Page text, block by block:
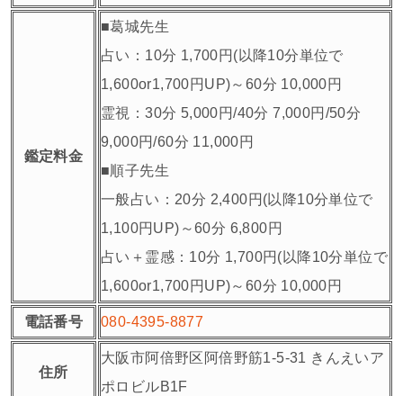
鑑定料金
■葛城先生
占い：10分 1,700円(以降10分単位で
1,600or1,700円UP)～60分 10,000円
霊視：30分 5,000円/40分 7,000円/50分
9,000円/60分 11,000円
■順子先生
一般占い：20分 2,400円(以降10分単位で
1,100円UP)～60分 6,800円
占い＋霊感：10分 1,700円(以降10分単位で
1,600or1,700円UP)～60分 10,000円
電話番号 080-4395-8877
住所
大阪市阿倍野区阿倍野筋1-5-31 きんえいア
ポロビルB1F